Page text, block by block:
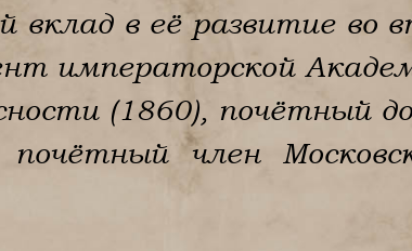
вклад в её развитие во
императорской
(1860), почётный
член